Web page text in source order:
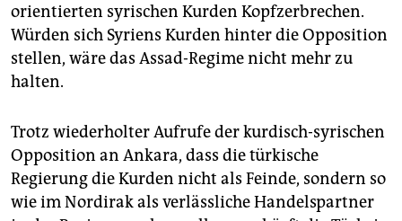
orientierten syrischen Kurden Kopfzerbrechen.
Würden sich Syriens Kurden hinter die Opposition
stellen, wäre das Assad-Regime nicht mehr zu
halten.
Trotz wiederholter Aufrufe der kurdisch-syrischen
Opposition an Ankara, dass die türkische
Regierung die Kurden nicht als Feinde, sondern so
wie im Nordirak als verlässliche Handelspartner